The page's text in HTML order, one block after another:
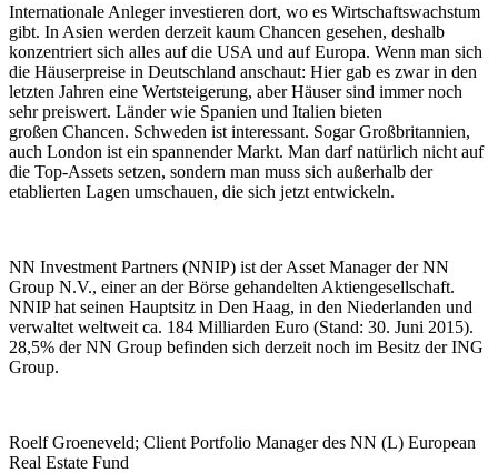
Internationale Anleger investieren dort, wo es Wirtschaftswachstum
gibt. In Asien werden derzeit kaum Chancen gesehen, deshalb
konzentriert sich alles auf die USA und auf Europa. Wenn man sich
die Häuserpreise in Deutschland anschaut: Hier gab es zwar in den
letzten Jahren eine Wertsteigerung, aber Häuser sind immer noch
sehr preiswert. Länderwie Spanien und Italien bieten
großen Chancen. Schweden ist interessant. Sogar Großbritannien,
auch London ist ein spannender Markt. Man darf natürlich nicht auf
die Top-Assets setzen, sondern man muss sich außerhalb der
etablierten Lagen umschauen, die sich jetzt entwickeln.
NN Investment Partners (NNIP) ist der Asset Manager der NN
Group N.V., einer an der Börse gehandelten Aktiengesellschaft.
NNIP hat seinen Hauptsitz in Den Haag, in den Niederlanden und
verwaltet weltweit ca. 184 Milliarden Euro (Stand: 30. Juni 2015).
28,5% der NN Group befinden sich derzeit noch im Besitz der ING
Group.
Roelf Groeneveld; Client Portfolio Manager des NN (L) European
Real Estate Fund